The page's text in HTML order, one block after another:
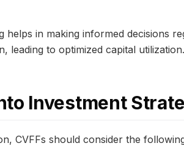
in making informed decisions
leading to optimized capital utilization.
Investment
CVFFs should consider the